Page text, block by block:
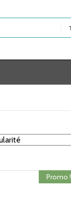
Promo !